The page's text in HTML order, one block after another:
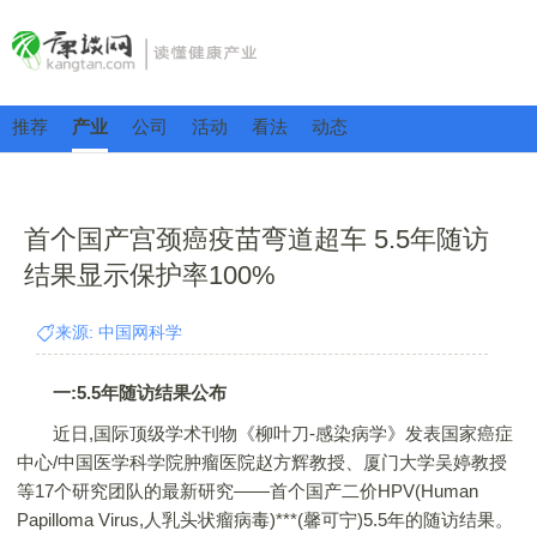
推荐 产业 公司 活动 看法 动态
首个国产宫颈癌疫苗弯道超车 5.5年随访
结果显示保护率100%
来源: 中国网科学
一:5.5年随访结果公布
近日,国际顶级学术刊物《柳叶刀-感染病学》发表国家癌症
中心/中国医学科学院肿瘤医院赵方辉教授、厦门大学吴婷教授
等17个研究团队的最新研究——首个国产二价HPV(Human
Papilloma Virus,人乳头状瘤病毒)***(馨可宁)5.5年的随访结果。